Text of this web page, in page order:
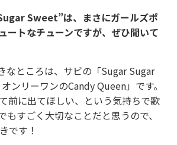
Sweet”は、まさにガールズポ
ートなチューンですが、ぜひ聞いて
なところは、サビの「Sugar Sugar
ンリーワンのCandy Queen」です。
前に出てほしい、という気持ちで歌
もすごく大切なことだと思うので、
です！